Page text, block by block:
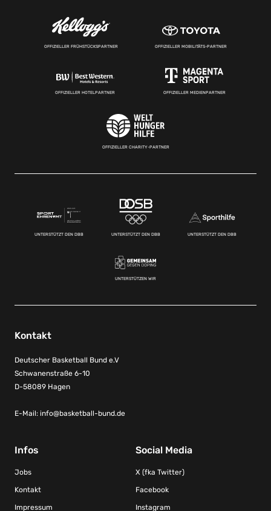
OFFIZIELLER FRÜHSTÜCKSPARTNER OFFIZIELLER MOBILITÄTS-PARTNER
OFFIZIELLER HOTELPARTNER OFFIZIELLER MEDIENPARTNER
OFFIZIELLER CHARITY-PARTNER
UNTERSTÜTZT DEN DBB UNTERSTÜTZT DEN DBB UNTERSTÜTZT DEN DBB
UNTERSTÜTZEN WIR
Kontakt
Deutscher Basketball Bund e.V
Schwanenstraße 6-10
D-58089 Hagen
E-Mail: info@basketball-bund.de
Infos
Jobs
Kontakt
Impressum
Social Media
X (fka Twitter)
Facebook
Instagram